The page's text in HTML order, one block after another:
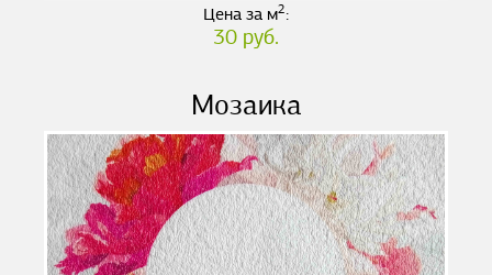
Цена за м2:
30 руб.
Мозаика